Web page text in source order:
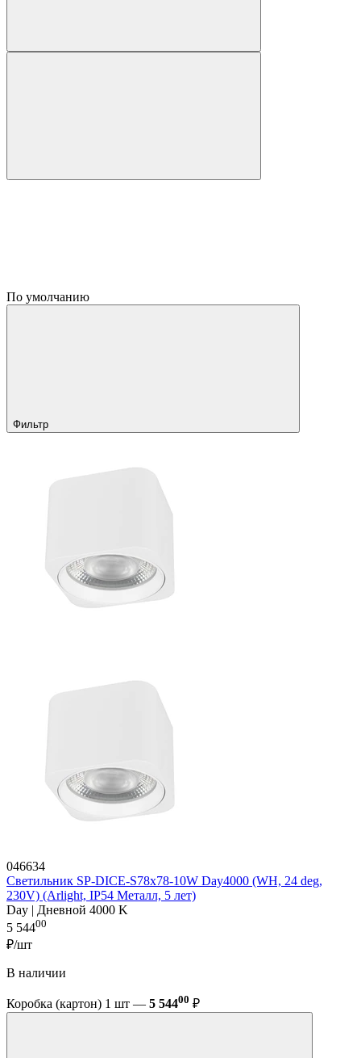
По умолчанию
Фильтр
046634
Светильник SP-DICE-S78x78-10W Day4000 (WH, 24 deg,
230V) (Arlight, IP54 Металл, 5 лет)
Day | Дневной 4000 K
5 54400
₽/шт
В наличии
Коробка (картон) 1 шт — 5 54400 ₽